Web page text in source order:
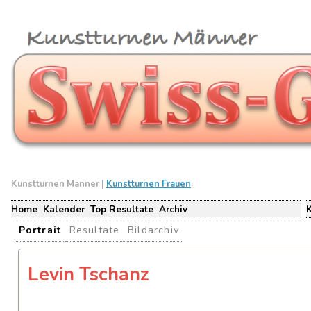
Kunstturnen Männer | Kunstturnen Frauen
Home Kalender Top Resultate Archiv
Portrait Resultate Bildarchiv
Levin Tschanz